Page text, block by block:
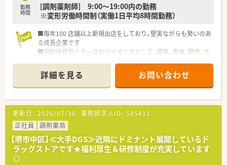
勤務
時間
[調剤薬剤師] 9:00～19:00内の勤務
※変形労働時間制（実働1日平均8時間勤務）
■毎年100 店舗以上新規出店をしており、堅実ながらも勢いのあ
る成長企業です
■調剤併設型ドラッグのパイオニアとして、関東、東海、関西、北
■研修制度は様々なプランがあり、集合研修だけでなく任意で受
講可能な研修も幅広く用意されています
■店舗で活躍する従業員、社外で活躍する従業員、将来経営幹部
となる従業員など、薬剤師として様々な活躍ができるフィールド
を用意されています
■総合薬剤師・調剤薬剤師（土日休み・19時までの勤務）どちらか
の働き方を選択できます
■調剤併設型だけでなく「医療モール・クリニック併設店舗」「敷
地内薬局」「訪問調剤特化型店舗」など様々な店舗を運営してい
ます
詳細を見る お問い合わせ
更新日： 2026/07/30 薬剤師求人ID： 585411
正社員
調剤薬局
【堺市中区】≪大手DGS≫近隣にドミナント展開しているド
ラッグストアです★福利厚生＆研修制度が充実しています
◎